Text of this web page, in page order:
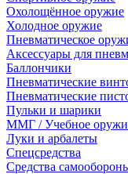
Охолощённое оружие
Холодное оружие
Пневматическое
Аксессуары для
Баллончики
Пневматические
Пневматические
Пульки и шарики
ММГ / Учебное
Луки и арбалеты
Спецсредства
Средства